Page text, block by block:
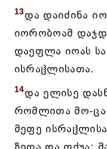
13და დაიძინა
იორობოამ
დაეფლა იოას
ისრაჱლისათა.
14და ელისე
რომლითა მო-
მეფე